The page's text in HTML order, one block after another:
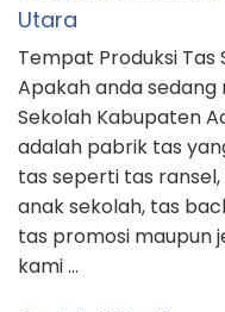
Utara
Tempat Produksi
Apakah anda
Sekolah Kabupaten
adalah pabrik tas
tas seperti tas
anak sekolah, tas
tas promosi maupun
kami …